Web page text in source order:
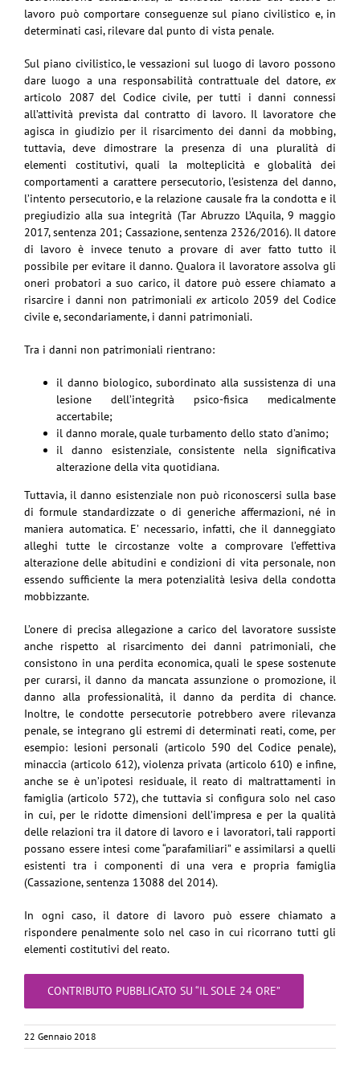
lavoro può comportare conseguenze sul piano civilistico e, in
determinati casi, rilevare dal punto di vista penale.
Sul piano civilistico, le vessazioni sul luogo di lavoro possono
dare luogo a una responsabilità contrattuale del datore, ex
articolo 2087 del Codice civile, per tutti i danni connessi
all’attività prevista dal contratto di lavoro. Il lavoratore che
agisca in giudizio per il risarcimento dei danni da mobbing,
tuttavia, deve dimostrare la presenza di una pluralità di
elementi costitutivi, quali la molteplicità e globalità dei
comportamenti a carattere persecutorio, l’esistenza del danno,
l’intento persecutorio, e la relazione causale fra la condotta e il
pregiudizio alla sua integrità (Tar Abruzzo L’Aquila, 9 maggio
2017, sentenza 201; Cassazione, sentenza 2326/2016). Il datore
di lavoro è invece tenuto a provare di aver fatto tutto il
possibile per evitare il danno. Qualora il lavoratore assolva gli
oneri probatori a suo carico, il datore può essere chiamato a
risarcire i danni non patrimonialiex articolo 2059 del Codice
civile e, secondariamente, i danni patrimoniali.
Tra i danni non patrimoniali rientrano:
il danno biologico, subordinato alla sussistenza di una
lesione dell’integrità psico-fisica medicalmente
accertabile;
il danno morale, quale turbamento dello stato d’animo;
il danno esistenziale, consistente nella significativa
alterazione della vita quotidiana.
Tuttavia, il danno esistenziale non può riconoscersi sulla base
di formule standardizzate o di generiche affermazioni, né in
maniera automatica. E’ necessario, infatti, che il danneggiato
alleghi tutte le circostanze volte a comprovare l’effettiva
alterazione delle abitudini e condizioni di vita personale, non
essendo sufficiente la mera potenzialità lesiva della condotta
mobbizzante.
L’onere di precisa allegazione a carico del lavoratore sussiste
anche rispetto al risarcimento dei danni patrimoniali, che
consistono in una perdita economica, quali le spese sostenute
per curarsi, il danno da mancata assunzione o promozione, il
danno alla professionalità, il danno da perdita di chance.
Inoltre, le condotte persecutorie potrebbero avere rilevanza
penale, se integrano gli estremi di determinati reati, come, per
esempio: lesioni personali (articolo 590 del Codice penale),
minaccia (articolo 612), violenza privata (articolo 610) e infine,
anche se è un’ipotesi residuale, il reato di maltrattamenti in
famiglia (articolo 572), che tuttavia si configura solo nel caso
in cui, per le ridotte dimensioni dell’impresa e per la qualità
delle relazioni tra il datore di lavoro e i lavoratori, tali rapporti
possano essere intesi come “parafamiliari” e assimilarsi a quelli
esistenti tra i componenti di una vera e propria famiglia
(Cassazione, sentenza 13088 del 2014).
In ogni caso, il datore di lavoro può essere chiamato a
rispondere penalmente solo nel caso in cui ricorrano tutti gli
elementi costitutivi del reato.
CONTRIBUTO PUBBLICATO SU “IL SOLE 24 ORE”
22 Gennaio 2018